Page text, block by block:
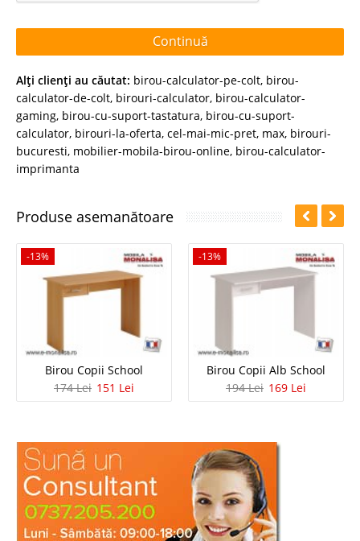
Continuă
Alţi clienţi au căutat: birou-calculator-pe-colt, birou-
calculator-de-colt, birouri-calculator, birou-calculator-
gaming, birou-cu-suport-tastatura, birou-cu-suport-
calculator, birouri-la-oferta, cel-mai-mic-pret, max, birouri-
bucuresti, mobilier-mobila-birou-online, birou-calculator-
imprimanta
Produse asemanătoare
-13%
Birou Copii School
174 Lei 151 Lei
-13%
Birou Copii Alb School
194 Lei 169 Lei